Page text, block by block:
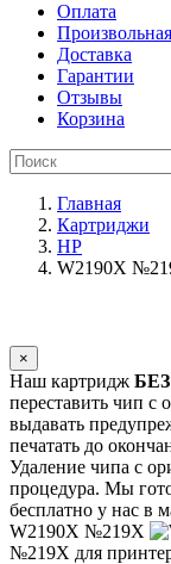
Оплата
Доставка
Гарантии
Отзывы
Корзина
Главная
Картриджи
HP
W2190X
×
Наш картридж
переставить чип с
выдавать
печатать до
Удаление чипа с
процедура. Мы
бесплатно у нас в
W2190X №219X
№219X для